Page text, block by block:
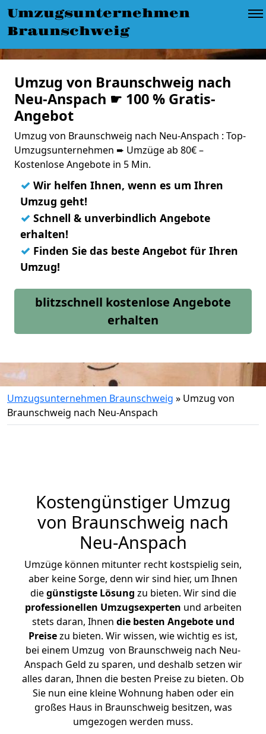
Umzugsunternehmen
Braunschweig
Umzug von Braunschweig nach
Neu-Anspach ☛ 100 % Gratis-
Angebot
Umzug von Braunschweig nach Neu-Anspach : Top-
Umzugsunternehmen ➨ Umzüge ab 80€ –
Kostenlose Angebote in 5 Min.
✓ Wir helfen Ihnen, wenn es um Ihren
Umzug geht!
✓ Schnell & unverbindlich Angebote
erhalten!
✓ Finden Sie das beste Angebot für Ihren
Umzug!
blitzschnell kostenlose Angebote
erhalten
Umzugsunternehmen Braunschweig » Umzug von
Braunschweig nach Neu-Anspach
Kostengünstiger Umzug
von Braunschweig nach
Neu-Anspach
Umzüge können mitunter recht kostspielig sein,
aber keine Sorge, denn wir sind hier, um Ihnen
diegünstigste Lösung zu bieten. Wir sind die
professionellen Umzugsexperten und arbeiten
stets daran, Ihnen die besten Angebote und
Preisezu bieten. Wir wissen, wie wichtig es ist,
bei einem Umzug von Braunschweig nach Neu-
Anspach Geld zu sparen, und deshalb setzen wir
alles daran, Ihnen die besten Preise zu bieten. Ob
Sie nun eine kleine Wohnung haben oder ein
großes Haus in Braunschweig besitzen, was
umgezogen werden muss.